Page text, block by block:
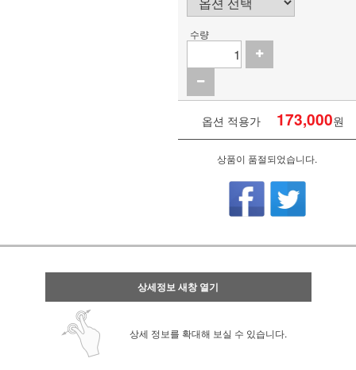
수량
옵션 적용가 173,000원
상품이 품절되었습니다.
상세정보 새창 열기
상세 정보를 확대해 보실 수 있습니다.